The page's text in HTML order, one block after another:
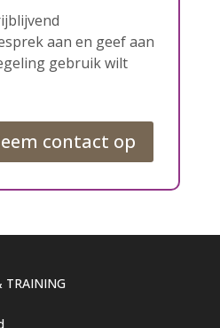
aan en geef aan
gebruik wilt
contact op
TRAINING